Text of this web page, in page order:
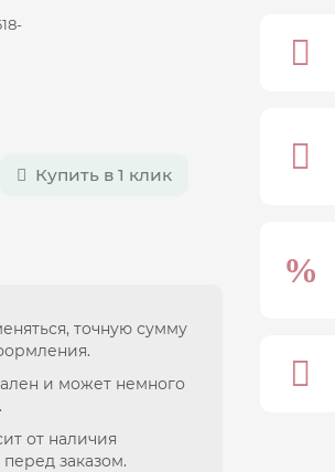
Купить в 1 клик
точную сумму
и может немного
от наличия
заказом.